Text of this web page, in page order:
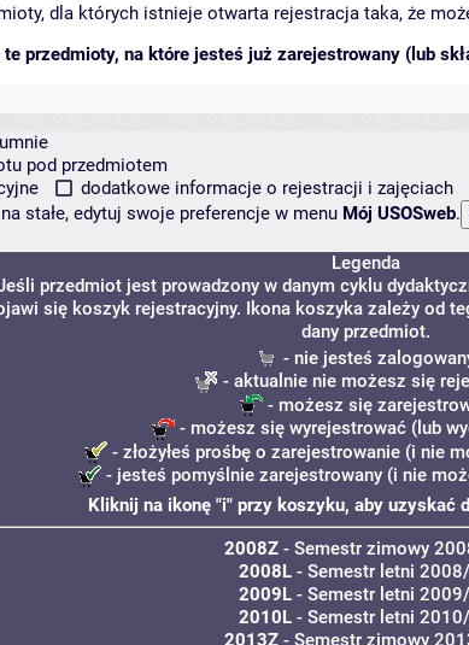
dla których istnieje otwarta rejestracja taka, że
przedmioty, na które jesteś już zarejestrowany (lub
pod przedmiotem
dodatkowe informacje o rejestracji i zajęciach
stałe, edytuj swoje preferencje w menu Mój USOSweb.
Legenda
przedmiot jest prowadzony w danym cyklu
się koszyk rejestracyjny. Ikona koszyka zależy od
dany przedmiot.
- nie jesteś
- aktualnie nie możesz się
- możesz się
- możesz się wyrejestrować (lub
- złożyłeś prośbę o zarejestrowanie (i nie
- jesteś pomyślnie zarejestrowany (i nie
Kliknij na ikonę "i" przy koszyku, aby uzyskać
2008Z - Semestr zimowy
2008L - Semestr letni
2009L - Semestr letni
2010L - Semestr letni
2013Z - Semestr zimowy